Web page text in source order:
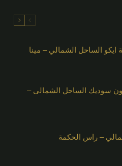
ايكو الساحل الشمالي – مينا
سوديك الساحل الشمالى –
– راس الحكمة